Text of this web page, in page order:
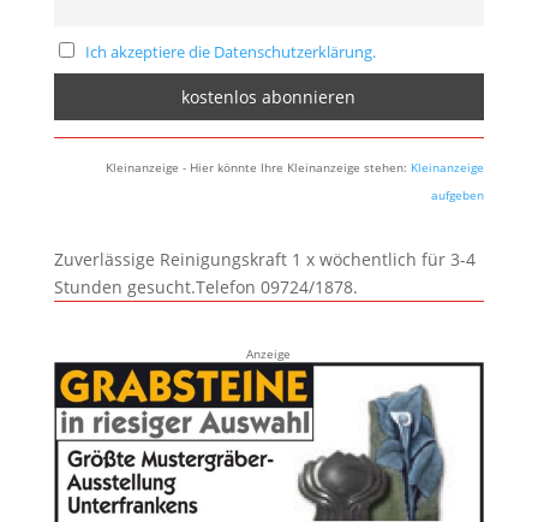
Ich akzeptiere die Datenschutzerklärung.
Kleinanzeige - Hier könnte Ihre Kleinanzeige stehen: Kleinanzeige
aufgeben
Zuverlässige Reinigungskraft 1 x wöchentlich für 3-4
Stunden gesucht.Telefon 09724/1878.
Anzeige